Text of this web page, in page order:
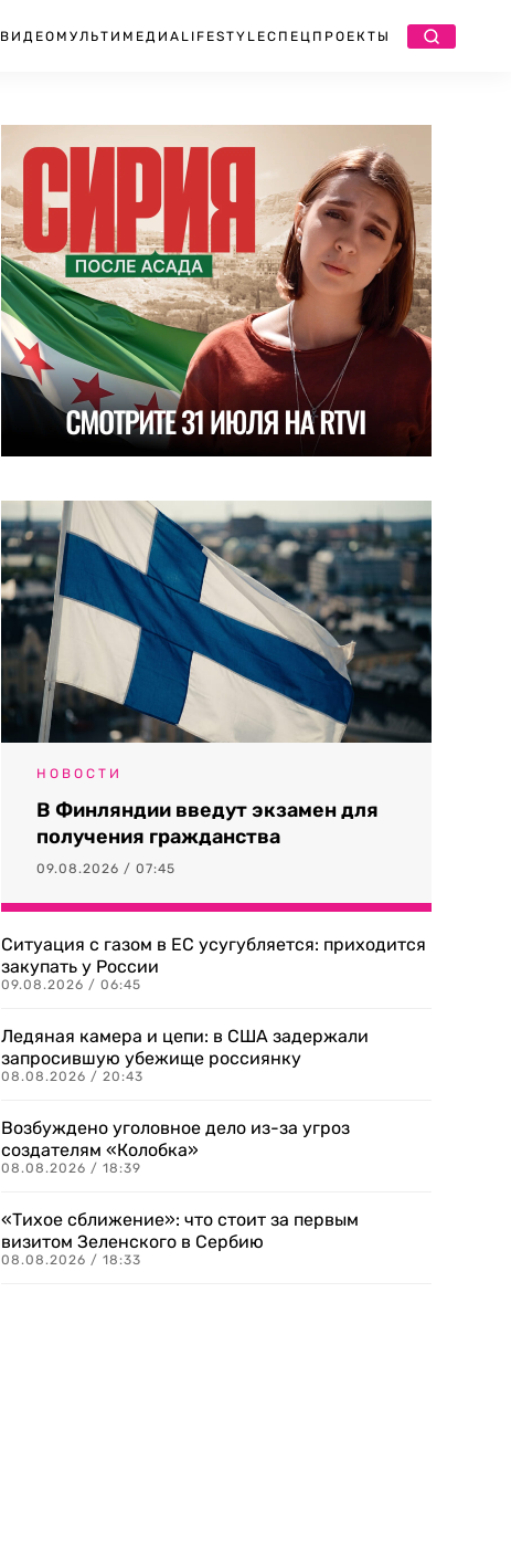
ВИДЕО МУЛЬТИМЕДИА LIFESTYLEСПЕЦПРОЕКТЫ
НОВОСТИ
В Финляндии введут экзамен для
получения гражданства
09.08.2026 / 07:45
Ситуация с газом в ЕС усугубляется: приходится
закупать у России
09.08.2026 / 06:45
Ледяная камера и цепи: в США задержали
запросившую убежище россиянку
08.08.2026 / 20:43
Возбуждено уголовное дело из-за угроз
создателям «Колобка»
08.08.2026 / 18:39
«Тихое сближение»: что стоит за первым
визитом Зеленского в Сербию
08.08.2026 / 18:33